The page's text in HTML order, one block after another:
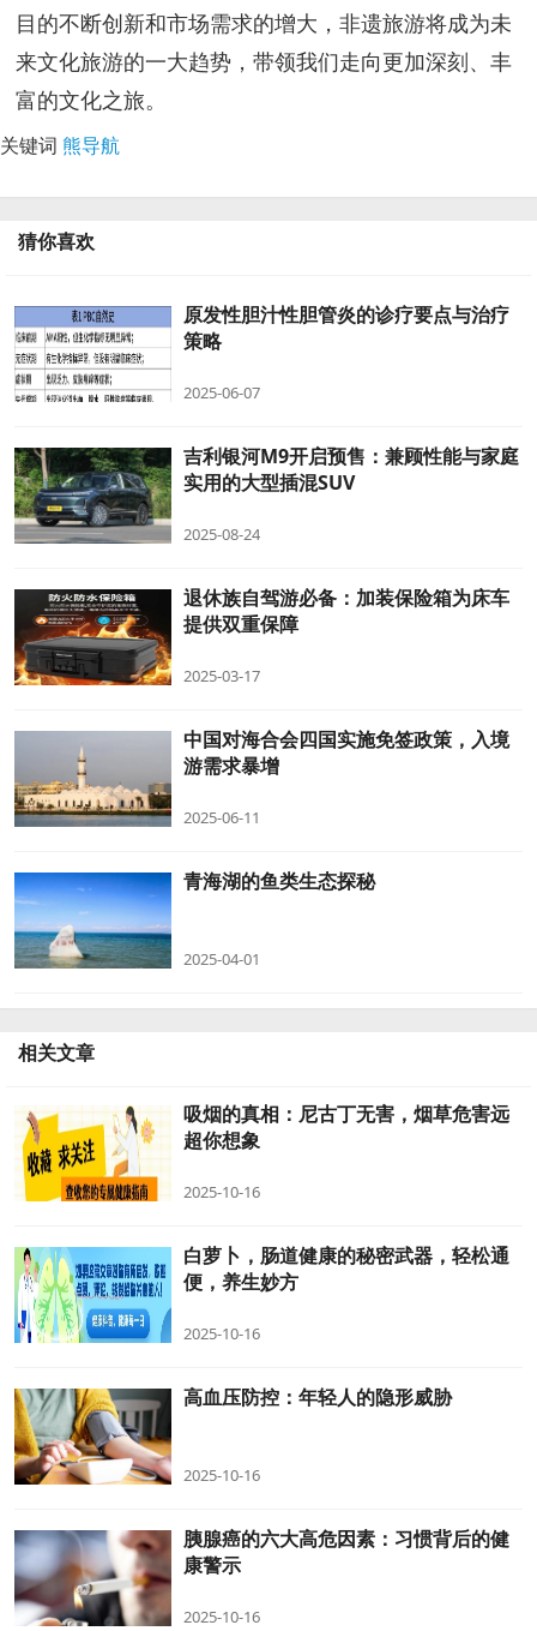
目的不断创新和市场需求的增大，非遗旅游将成为未
来文化旅游的一大趋势，带领我们走向更加深刻、丰
富的文化之旅。
关键词 熊导航
猜你喜欢
原发性胆汁性胆管炎的诊疗要点与治疗
策略
2025-06-07
吉利银河M9开启预售：兼顾性能与家庭
实用的大型插混SUV
2025-08-24
退休族自驾游必备：加装保险箱为床车
提供双重保障
2025-03-17
中国对海合会四国实施免签政策，入境
游需求暴增
2025-06-11
青海湖的鱼类生态探秘
2025-04-01
相关文章
吸烟的真相：尼古丁无害，烟草危害远
超你想象
2025-10-16
白萝卜，肠道健康的秘密武器，轻松通
便，养生妙方
2025-10-16
高血压防控：年轻人的隐形威胁
2025-10-16
胰腺癌的六大高危因素：习惯背后的健
康警示
2025-10-16